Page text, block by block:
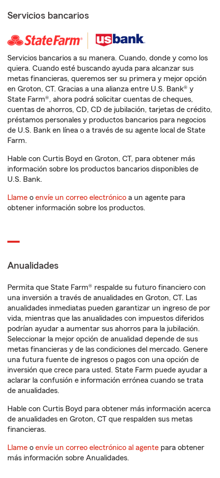
Servicios bancarios
Servicios bancarios a su manera. Cuando, donde y como los
quiera. Cuando esté buscando ayuda para alcanzar sus
metas financieras, queremos ser su primera y mejor opción
en Groton, CT. Gracias a una alianza entre U.S. Bank® y
State Farm®, ahora podrá solicitar cuentas de cheques,
cuentas de ahorros, CD, CD de jubilación, tarjetas de crédito,
préstamos personales y productos bancarios para negocios
de U.S. Bank en línea o a través de su agente local de State
Farm.
Hable con Curtis Boyd en Groton, CT, para obtener más
información sobre los productos bancarios disponibles de
U.S. Bank.
Llame o envíe un correo electrónico a un agente para
obtener información sobre los productos.
Anualidades
Permita que State Farm® respalde su futuro financiero con
una inversión a través de anualidades en Groton, CT. Las
anualidades inmediatas pueden garantizar un ingreso de por
vida, mientras que las anualidades con impuestos diferidos
podrían ayudar a aumentar sus ahorros para la jubilación.
Seleccionar la mejor opción de anualidad depende de sus
metas financieras y de las condiciones del mercado. Genere
una futura fuente de ingresos o pagos con una opción de
inversión que crece para usted. State Farm puede ayudar a
aclarar la confusión e información errónea cuando se trata
de anualidades.
Hable con Curtis Boyd para obtener más información acerca
de anualidades en Groton, CT que respalden sus metas
financieras.
Llame o envíe un correo electrónico al agente para obtener
más información sobre Anualidades.